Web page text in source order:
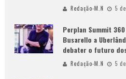
Redação-M.N 5
Perplan Summit
Busarello a
debater o futuro
Redação-M.N 5